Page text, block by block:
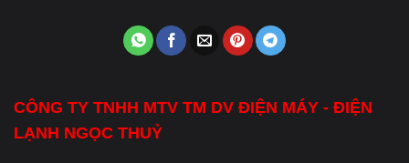
CÔNG TY TNHH MTV TM DV ĐIỆN MÁY - ĐIỆN
LẠNH NGỌC THUỶ